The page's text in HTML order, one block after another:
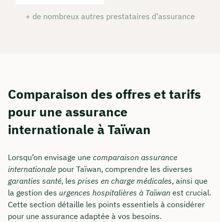
+ de nombreux autres prestataires d’assurance
Comparaison des offres et tarifs
pour une assurance
internationale à Taïwan
Lorsqu’on envisage une comparaison assurance
internationale pour Taïwan, comprendre les diverses
garanties santé, les prises en charge médicales, ainsi que
la gestion des urgences hospitalières à Taïwan est crucial.
Cette section détaille les points essentiels à considérer
pour une assurance adaptée à vos besoins.